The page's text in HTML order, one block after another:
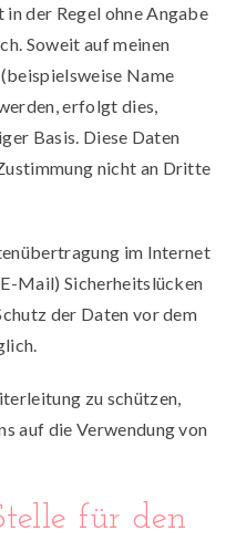
der Regel ohne Angabe
Soweit auf meinen
Name
erfolgt dies,
Basis. Diese Daten
nicht an Dritte
im Internet
Mail) Sicherheitslücken
der Daten vor dem
zu schützen,
auf die Verwendung von
für den